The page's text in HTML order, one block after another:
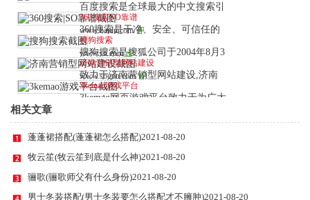
百度搜索是全球最大的中文搜索引
www.baidu.com
360搜索|SO靠谱
360搜索是干净、安全、可信任的
www.so.com
搜狗搜索
搜狗搜索是搜狐公司于2004年8月3
www.sogou.com
济南营销型网站建设
致力于济南营销型网站建设,济南
www.ebingzu.com
3kemao游戏平台
3kemao网页游戏平台致力于为广大
wan.3kemao.com
相关文章
蓬蓬裙搭配(蓬蓬裙怎么搭配)2021-08-20
牧云笙(牧云笙到底是什么神)2021-08-20
骊歌(骊歌师父有什么身份)2021-08-20
男士冬装搭配(男士冬装要怎么搭配才不臃肿)2021-08-20